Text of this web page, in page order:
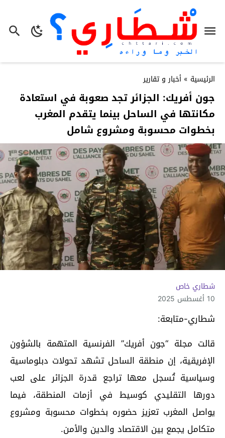
الرئيسية » أخبار و تقارير
جون أفريك: الجزائر تجد صعوبة في استعادة
مكانتها في الساحل بينما يتقدم المغرب
بخطوات محسوبة ومشروع شامل
شطاري خاص
10 أغسطس 2025
شطاري-متابعة:
قالت مجلة “جون أفريك” الفرنسية المتهمة بالشؤون
الإفريقية، إن منطقة الساحل تشهد تحولات دبلوماسية
وسياسية تُسجل معها تراجع قدرة الجزائر على لعب
دورها التقليدي كوسيط في أزمات المنطقة، فيما
يواصل المغرب تعزيز حضوره بخطوات محسوبة ومشروع
متكامل يجمع بين الاقتصاد والدين والأمن.